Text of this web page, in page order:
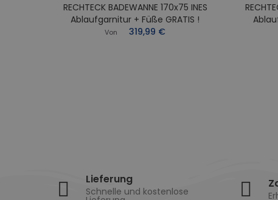
RECHTECK BADEWANNE 170x75 INES
Ablaufgarnitur + Füße GRATIS !
Von 319,99 €
Lieferung
Schnelle und kostenlose